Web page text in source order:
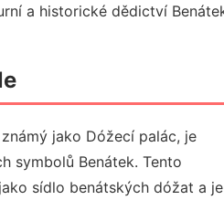
a historické dědictví
jako Dóžecí palác, je
symbolů Benátek. Tento
sídlo benátských dóžat a je